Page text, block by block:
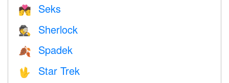
💏 Seks
🕵️ Sherlock
🍂 Spadek
🖖 Star Trek